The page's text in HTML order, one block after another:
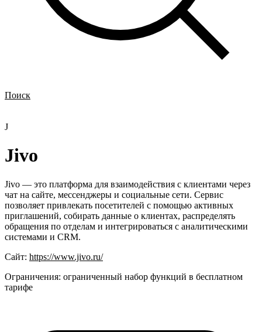
Поиск
J
Jivo
Jivo — это платформа для взаимодействия с клиентами через
чат на сайте, мессенджеры и социальные сети. Сервис
позволяет привлекать посетителей с помощью активных
приглашений, собирать данные о клиентах, распределять
обращения по отделам и интегрироваться с аналитическими
системами и CRM.
Сайт: https://www.jivo.ru/
Ограничения: ограниченный набор функций в бесплатном
тарифе